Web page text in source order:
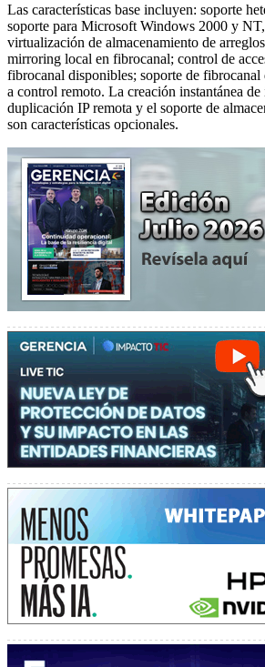
Las características base incluyen: soporte
soporte para Microsoft Windows 2000 y
virtualización de almacenamiento de
mirroring local en fibrocanal; control de
fibrocanal disponibles; soporte de
a control remoto. La creación instantánea de
duplicación IP remota y el soporte de
son características opcionales.